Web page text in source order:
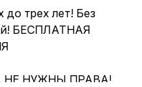
до трех лет! Без
БЕСПЛАТНАЯ
НЕ НУЖНЫ ПРАВА!